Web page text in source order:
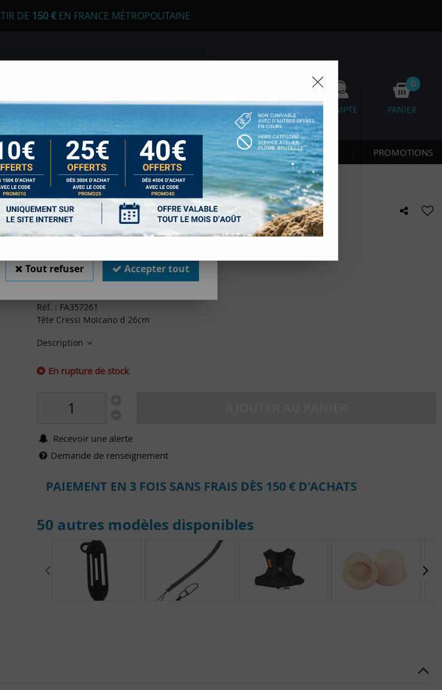
DE 150 €EN FRANCE MÉTROPOLITAINE
FAVORIS COMPTE
0
PANIER
CHASSE SOUS-MARINE LONGE CÔTE & NAGE NOUVEAUTÉS PROMOTIONS
TÊTE MOICANO CRESSI
15,00€TTC
Réf. : FA357261
Tête Cressi Moicano d 26cm
Description
En rupture de stock
Recevoir une alerte
Demande de renseignement
PAIEMENT EN 3 FOIS SANS FRAIS DÈS 150 € D'ACHATS
50 autres modèles disponibles
à utiliser vos cookies ?
du site
et proposer des mises à jour sur nos
les erreurs techniques
techniques, ils sont donc dispensés de consentement. D'autres,
la personnalisation des annonces et du contenu, la mesure des
l'audience et le développement de produits, les données de
par le balayage de l'appareil, le stockage et/ou l'accès aux
votre consentement, celui-ci sera valable sur l’ensemble des sous-
la possibilité de retirer votre consentement à tout moment en
Pour en savoir plus, consulter notre politique de cookie.
Tout refuser Accepter tout